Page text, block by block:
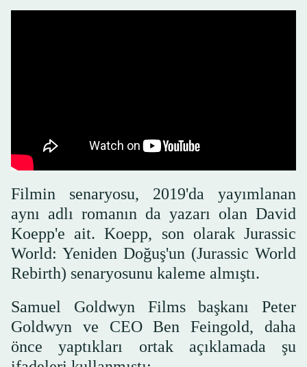
Filmin senaryosu, 2019'da yayımlanan
aynı adlı romanın da yazarı olan David
Koepp'e ait. Koepp, son olarak Jurassic
World: Yeniden Doğuş'un (Jurassic World
Rebirth) senaryosunu kaleme almıştı.
Samuel Goldwyn Films başkanı Peter
Goldwyn ve CEO Ben Feingold, daha
önce yaptıkları ortak açıklamada şu